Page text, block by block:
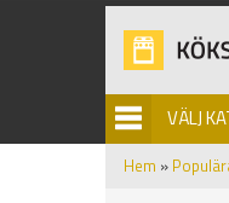
VÄLJ
Hem »